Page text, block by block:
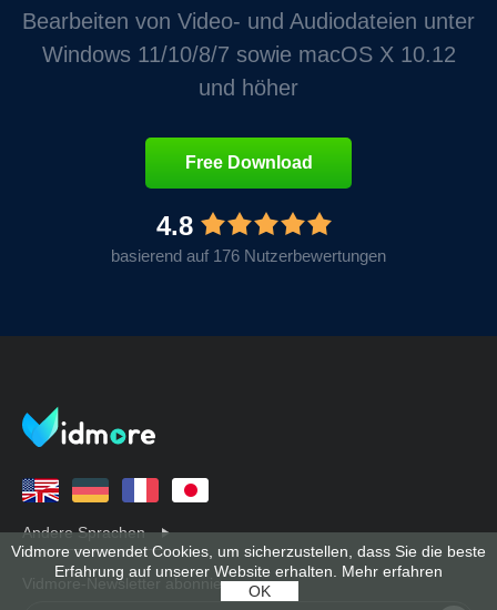
Bearbeiten von Video- und Audiodateien unter
Windows 11/10/8/7 sowie macOS X 10.12
und höher
Free Download
4.8
basierend auf 176 Nutzerbewertungen
Andere Sprachen
Vidmore-Newsletter abonnieren:
Vidmore verwendet Cookies, um sicherzustellen, dass Sie die beste
Erfahrung auf unserer Website erhalten. Mehr erfahren
OK